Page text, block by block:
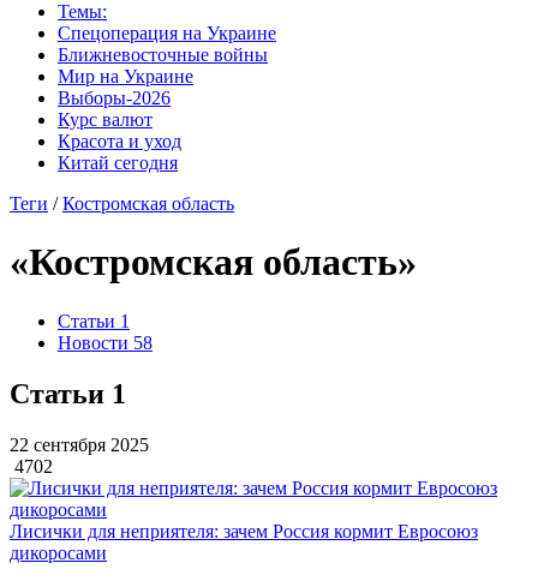
Темы:
Спецоперация на Украине
Ближневосточные войны
Мир на Украине
Выборы-2026
Курс валют
Красота и уход
Китай сегодня
Теги /Костромская область
«Костромская область»
Статьи 1
Новости 58
Статьи 1
22 сентября 2025
4702
Лисички для неприятеля: зачем Россия кормит Евросоюз
дикоросами